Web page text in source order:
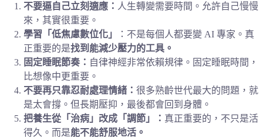
不要逼自己立刻適應： 人生轉變需要時間。允許自己慢慢
來，其實很重要。
學習「低焦慮數位化」
：不是每個人都要變 AI 專家。真
正重要的是找到能減少壓力的工具。
固定睡眠節奏： 自律神經非常依賴規律。固定睡眠時間，
比想像中更重要。
不要再只靠忍耐處理情緒： 很多熟齡世代最大的問題，就
是太會撐。但長期壓抑，最後都會回到身體。
把養生從「治病」改成「調節」： 真正重要的，不只是活
得久。而是能不能舒服地活。